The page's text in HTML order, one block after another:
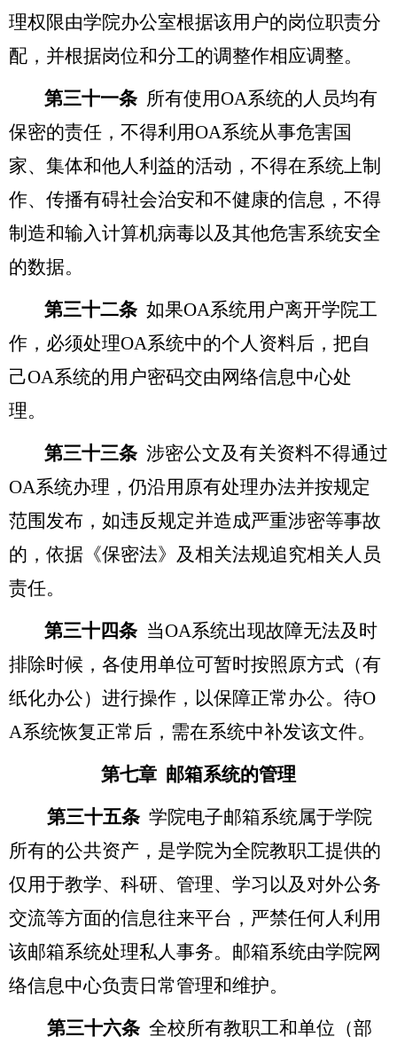
理权限由学院办公室根据该用户的岗位职责分
配，并根据岗位和分工的调整作相应调整。
第三十一条 所有使用OA系统的人员均有
保密的责任，不得利用OA系统从事危害国
家、集体和他人利益的活动，不得在系统上制
作、传播有碍社会治安和不健康的信息，不得
制造和输入计算机病毒以及其他危害系统安全
的数据。
第三十二条 如果OA系统用户离开学院工
作，必须处理OA系统中的个人资料后，把自
己OA系统的用户密码交由网络信息中心处
理。
第三十三条 涉密公文及有关资料不得通过
OA系统办理，仍沿用原有处理办法并按规定
范围发布，如违反规定并造成严重涉密等事故
的，依据《保密法》及相关法规追究相关人员
责任。
第三十四条 当OA系统出现故障无法及时
排除时候，各使用单位可暂时按照原方式（有
纸化办公）进行操作，以保障正常办公。待O
A系统恢复正常后，需在系统中补发该文件。
第七章 邮箱系统的管理
第三十五条 学院电子邮箱系统属于学院
所有的公共资产，是学院为全院教职工提供的
仅用于教学、科研、管理、学习以及对外公务
交流等方面的信息往来平台，严禁任何人利用
该邮箱系统处理私人事务。邮箱系统由学院网
络信息中心负责日常管理和维护。
第三十六条 全校所有教职工和单位（部